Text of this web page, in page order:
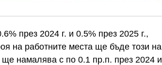
през 2024 г. и 0.5% през 2025 г.,
на работните места ще бъде този на
намалява с по 0.1 пр.п. през 2024 и